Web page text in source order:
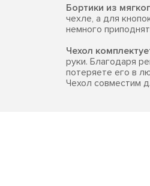
Бортики из
чехле, а для
немного
Чехол
руки. Благодаря
потеряете его в
Чехол совместим